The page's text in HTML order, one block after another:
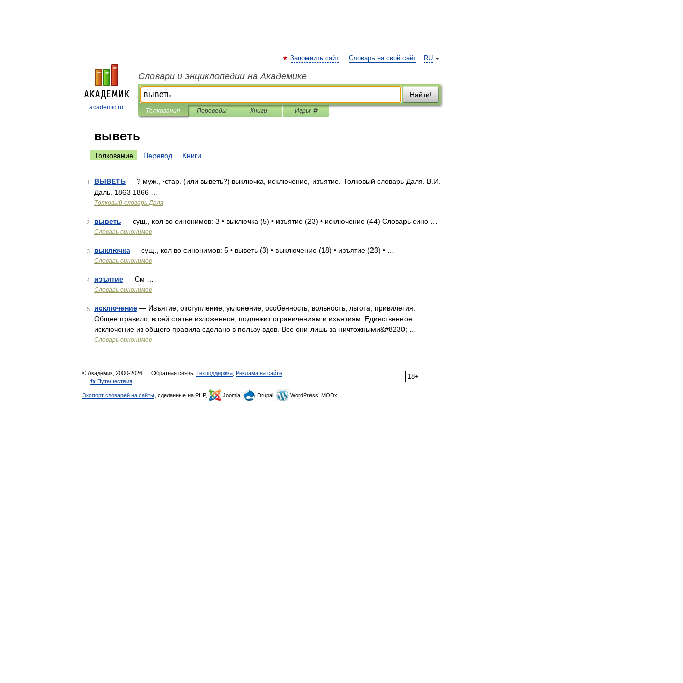
academic.ru
RU
Запомнить сайт Словарь на свой сайт
Словари и энциклопедии на Академике
Найти!
Толкования Переводы Книги Игры ⚽
выветь
Толкование Перевод Книги
1 ВЫВЕТЬ — ? муж., ·стар. (или выветь?) выключка, исключение, изъятие. Толковый словарь Даля. В.И.
Даль. 1863 1866 …
Толковый словарь Даля
2 выветь — сущ., кол во синонимов: 3 • выключка (5) • изъятие (23) • исключение (44) Словарь сино …
Словарь синонимов
3 выключка — сущ., кол во синонимов: 5 • выветь (3) • выключение (18) • изъятие (23) • …
Словарь синонимов
4 изъятие — См …
Словарь синонимов
5 исключение — Изъятие, отступление, уклонение, особенность; вольность, льгота, привилегия.
Общее правило, в сей статье изложенное, подлежит ограничениям и изъятиям. Единственное
исключение из общего правила сделано в пользу вдов. Все они лишь за ничтожными&#8230; …
Словарь синонимов
18+
© Академик, 2000-2026 Обратная связь: Техподдержка Реклама на сайте
👣 Путешествия
Экспорт словарей на сайты , сделанные на PHP, Joomla, Drupal, WordPress, MODx.